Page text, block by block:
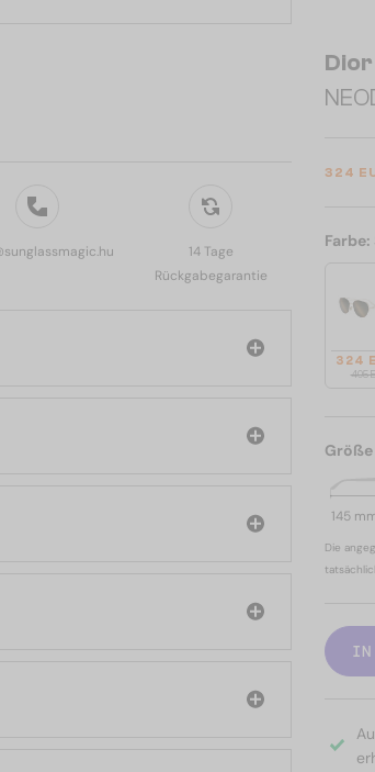
14 Tage
Rückgabegarantie
Dior
324
Farbe:
324
405
Größe
145
Die
IN